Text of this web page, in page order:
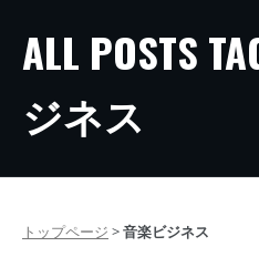
ALL POSTS
ジネス
トップページ >音楽ビジネス